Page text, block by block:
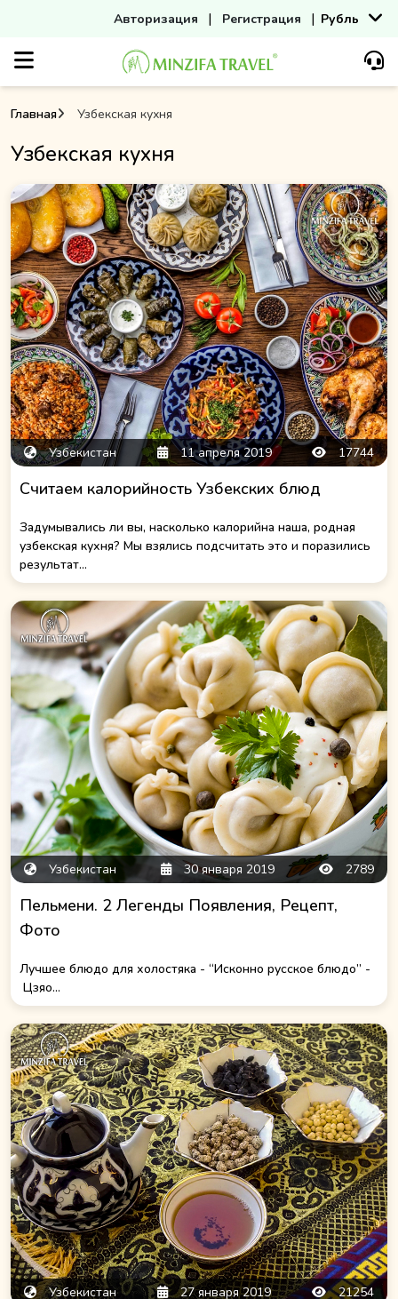
Авторизация | Регистрация | Рубль
Главная Узбекская кухня
Узбекская кухня
Узбекистан 11 апреля 2019 17744
Считаем калорийность Узбекских блюд
Задумывались ли вы, насколько калорийна наша, родная
узбекская кухня? Мы взялись подсчитать это и поразились
результат...
Узбекистан 30 января 2019 2789
Пельмени. 2 Легенды Появления, Рецепт,
Фото
Лучшее блюдо для холостяка - “Исконно русское блюдо” -
Цзяо...
Узбекистан 27 января 2019 21254